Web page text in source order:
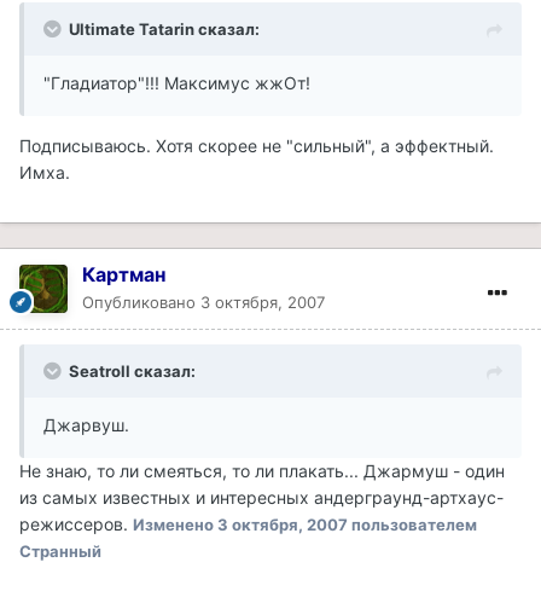
Ultimate Tatarin сказал:
"Гладиатор"!!! Максимус жжОт!
Подписываюсь. Хотя скорее не "сильный", а эффектный.
Имха.
Картман
Опубликовано 3 октября, 2007
Seatroll сказал:
Джарвуш.
Не знаю, то ли смеяться, то ли плакать... Джармуш - один
из самых известных и интересных андерграунд-артхаус-
режиссеров. Изменено3 октября, 2007 пользователем
Странный